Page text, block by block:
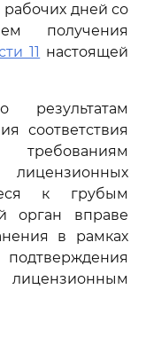
дней со
получения
11 настоящей
соответствия
требованиям
к грубым
орган вправе
в рамках